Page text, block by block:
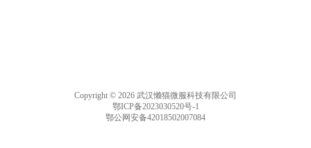
Copyright © 2026 武汉懒猫微服科技有限公司
鄂ICP备2023030520号-1
鄂公网安备42018502007084